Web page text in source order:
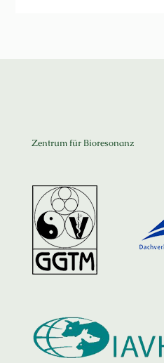
Zentrum für Bioresonanz